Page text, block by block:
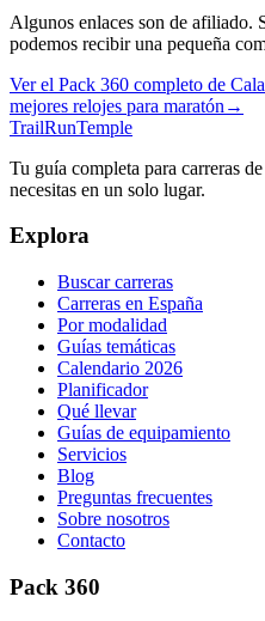
Algunos enlaces son de afiliado.
podemos recibir una pequeña
Ver el Pack 360 completo de
mejores relojes para maratón →
TrailRunTemple
Tu guía completa para carreras
necesitas en un solo lugar.
Explora
Buscar carreras
Carreras en España
Por modalidad
Guías temáticas
Calendario 2026
Planificador
Qué llevar
Guías de equipamiento
Servicios
Blog
Preguntas frecuentes
Sobre nosotros
Contacto
Pack 360